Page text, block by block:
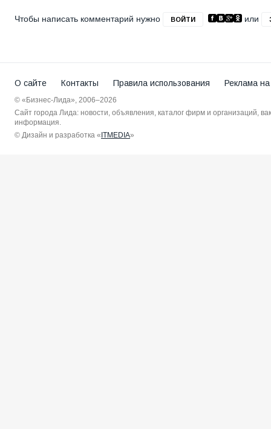
Чтобы написать комментарий нужно ВОЙТИ или
О сайте Контакты Правила использования Реклама
© «Бизнес-Лида», 2006–2026
Сайт города Лида: новости, объявления, каталог фирм и организаций,
информация.
© Дизайн и разработка « ITMEDIA»